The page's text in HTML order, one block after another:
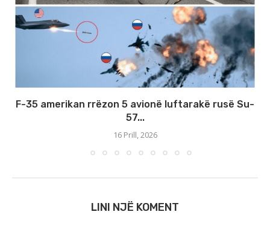
F-35 amerikan rrëzon 5 avionë luftarakë rusë Su-
57...
16 Prill, 2026
LINI NJË KOMENT